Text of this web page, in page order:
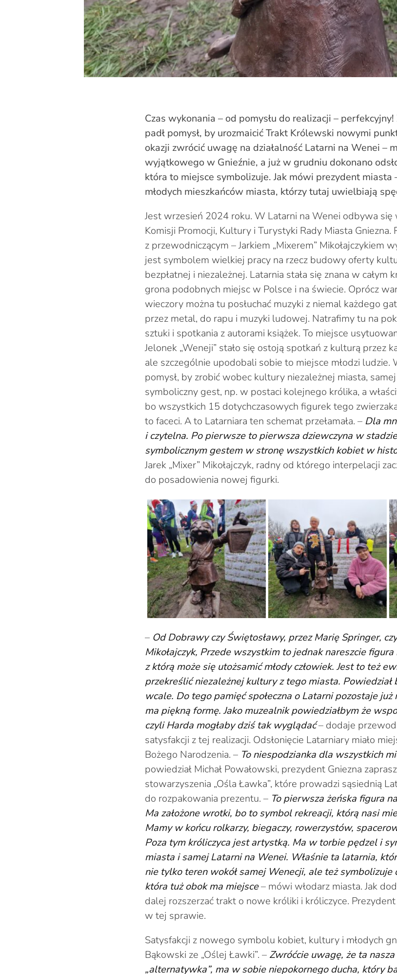
Czas wykonania – od pomysłu do realizacji –
padł pomysł, by urozmaicić Trakt Królewski nowymi
okazji zwrócić uwagę na działalność Latarni na Wenei –
wyjątkowego w Gnieźnie, a już w grudniu dokonano
która to miejsce symbolizuje. Jak mówi prezydent miasta
młodych mieszkańców miasta, którzy tutaj uwielbiają
Jest wrzesień 2024 roku. W Latarni na Wenei odbywa
Komisji Promocji, Kultury i Turystyki Rady Miasta Gniezna.
z przewodniczącym – Jarkiem „Mixerem” Mikołajczykiem
jest symbolem wielkiej pracy na rzecz budowy oferty
bezpłatnej i niezależnej. Latarnia stała się znana w całym
grona podobnych miejsc w Polsce i na świecie. Oprócz
wieczory można tu posłuchać muzyki z niemal każdego
przez metal, do rapu i muzyki ludowej. Natrafimy tu na
sztuki i spotkania z autorami książek. To miejsce
Jelonek „Weneji” stało się ostoją spotkań z kulturą przez
ale szczególnie upodobali sobie to miejsce młodzi ludzie.
pomysł, by zrobić wobec kultury niezależnej miasta,
symboliczny gest, np. w postaci kolejnego królika, a
bo wszystkich 15 dotychczasowych figurek tego
to faceci. A to Latarniara ten schemat przełamała. – Dla
i czytelna. Po pierwsze to pierwsza dziewczyna w
symbolicznym gestem w stronę wszystkich kobiet w
Jarek „Mixer” Mikołajczyk, radny od którego interpelacji
do posadowienia nowej figurki.
– Od Dobrawy czy Świętosławy, przez Marię Springer,
Mikołajczyk, Przede wszystkim to jednak nareszcie
z którą może się utożsamić młody człowiek. Jest to też
przekreślić niezależnej kultury z tego miasta. Powiedział
wcale. Do tego pamięć społeczna o Latarni pozostaje już
ma piękną formę. Jako muzealnik powiedziałbym że
czyli Harda mogłaby dziś tak wyglądać– dodaje
satysfakcji z tej realizacji. Odsłonięcie Latarniary miało
Bożego Narodzenia. – To niespodzianka dla wszystkich
powiedział Michał Powałowski, prezydent Gniezna
stowarzyszenia „Ośla Ławka”, które prowadzi sąsiednią
do rozpakowania prezentu. – To pierwsza żeńska figura
Ma założone wrotki, bo to symbol rekreacji, którą nasi
Mamy w końcu rolkarzy, biegaczy, rowerzystów,
Poza tym króliczyca jest artystką. Ma w torbie pędzel i
miasta i samej Latarni na Wenei. Właśnie ta latarnia,
nie tylko teren wokół samej Wenecji, ale też symbolizuje
która tuż obok ma miejsce– mówi włodarz miasta. Jak
dalej rozszerzać trakt o nowe króliki i króliczyce.
w tej sprawie.
Satysfakcji z nowego symbolu kobiet, kultury i młodych
Bąkowski ze „Oślej Ławki”. – Zwróćcie uwagę, że ta
„alternatywka”, ma w sobie niepokornego ducha, który